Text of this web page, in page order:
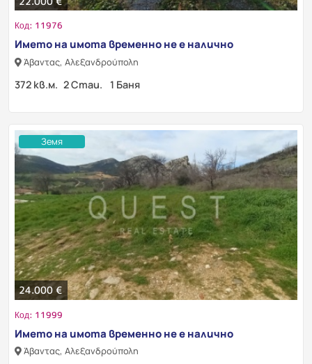
Код: 11976
Името на имота временно не е налично
Άβαντας, Αλεξανδρούπολη
372 кв.м. 2 Стаи. 1 Баня
Земя
24.000 €
Код: 11999
Името на имота временно не е налично
Άβαντας, Αλεξανδρούπολη